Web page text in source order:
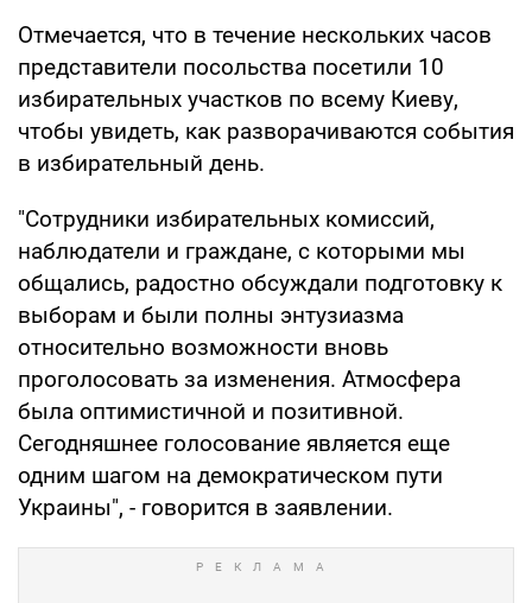
Отмечается, что в течение нескольких часов
представители посольства посетили 10
избирательных участков по всему Киеву,
чтобы увидеть, как разворачиваются события
в избирательный день.
"Сотрудники избирательных комиссий,
наблюдатели и граждане, с которыми мы
общались, радостно обсуждали подготовку к
выборам и были полны энтузиазма
относительно возможности вновь
проголосовать за изменения. Атмосфера
была оптимистичной и позитивной.
Сегодняшнее голосование является еще
одним шагом на демократическом пути
Украины", - говорится в заявлении.